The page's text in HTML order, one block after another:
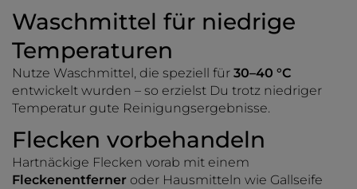
Waschmittel für niedrige
Temperaturen
Nutze Waschmittel, die speziell für 30–40 °C
entwickelt wurden – so erzielst Du trotz niedriger
Temperatur gute Reinigungsergebnisse.
Flecken vorbehandeln
Hartnäckige Flecken vorab mit einem
Fleckenentferner oder Hausmitteln wie Gallseife